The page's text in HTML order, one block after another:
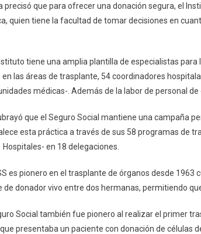
precisó que para ofrecer una donación segura, el
quien tiene la facultad de tomar decisiones en
tiene una amplia plantilla de especialistas
las áreas de trasplante, 54 coordinadores
médicas-. Además de la labor de personal
que el Seguro Social mantiene una campaña
esta práctica a través de sus 58 programas de
Hospitales- en 18 delegaciones.
es pionero en el trasplante de órganos desde 1963
donador vivo entre dos hermanas, permitiendo
Social también fue pionero al realizar el primer
presentaba un paciente con donación de células